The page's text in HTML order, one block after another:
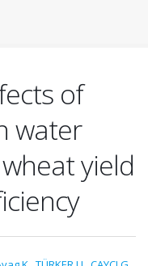
of
water
yield